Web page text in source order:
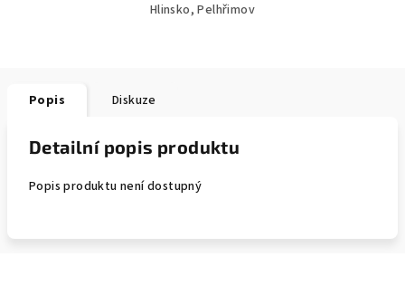
Hlinsko, Pelhřimov
Popis Diskuze
Detailní popis produktu
Popis produktu není dostupný